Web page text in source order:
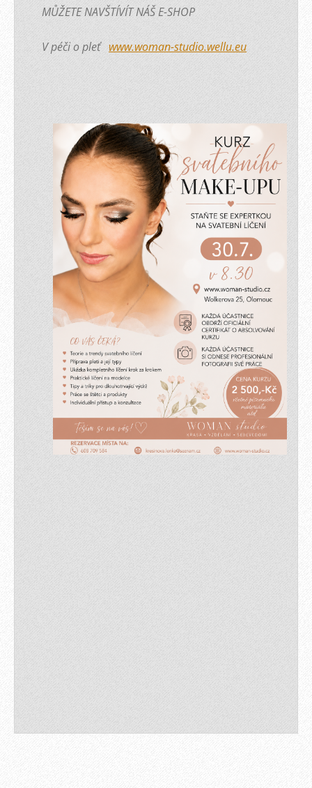
MŮŽETE NAVŠTÍVÍT NÁŠ E-SHOP
V péči o pleť www.woman-studio.wellu.eu